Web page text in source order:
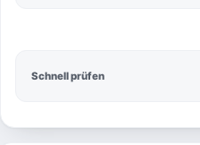
Schnell prüfen